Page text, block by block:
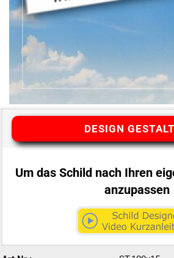
DESIGN
Um das Schild nach Ihren
anzupassen